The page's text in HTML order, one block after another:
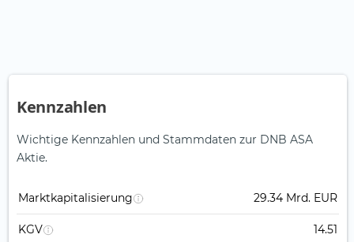
Kennzahlen
Wichtige Kennzahlen und Stammdaten zur DNB ASA
Aktie.
Marktkapitalisierung 29.34 Mrd. EUR
KGV 14.51